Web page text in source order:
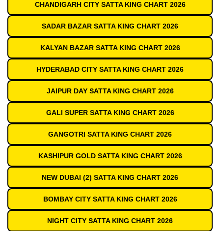
CHANDIGARH CITY SATTA KING CHART 2026
SADAR BAZAR SATTA KING CHART 2026
KALYAN BAZAR SATTA KING CHART 2026
HYDERABAD CITY SATTA KING CHART 2026
JAIPUR DAY SATTA KING CHART 2026
GALI SUPER SATTA KING CHART 2026
GANGOTRI SATTA KING CHART 2026
KASHIPUR GOLD SATTA KING CHART 2026
NEW DUBAI (2) SATTA KING CHART 2026
BOMBAY CITY SATTA KING CHART 2026
NIGHT CITY SATTA KING CHART 2026